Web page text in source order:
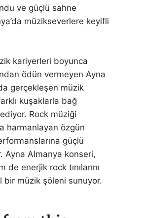
ve güçlü sahne
müzikseverlere keyifli
kariyerleri boyunca
ödün vermeyen Ayna
gerçekleşen müzik
kuşaklarla bağ
Rock müziği
harmanlayan özgün
güçlü
Ayna Almanya konseri,
de enerjik rock tınılarını
bir müzik şöleni sunuyor.